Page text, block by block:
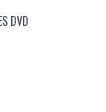
DVD